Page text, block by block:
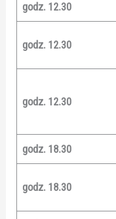
godz. 12.30
godz. 12.30
godz. 12.30
godz. 18.30
godz. 18.30